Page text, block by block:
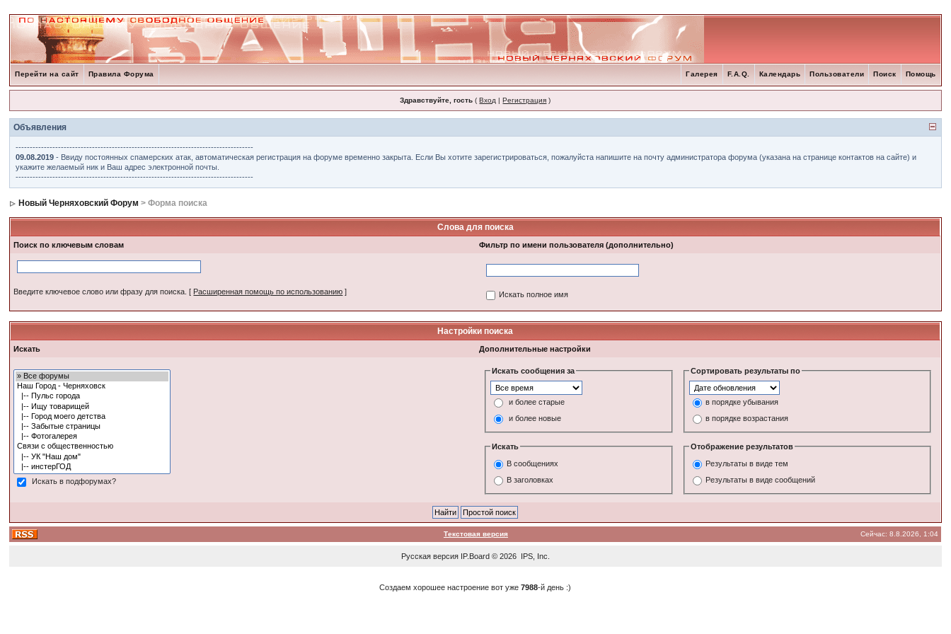
Перейти на сайт Правила Форума Помощь
Поиск
Пользователи
Календарь
F.A.Q.
Галерея
Здравствуйте, гость (Вход |Регистрация )
Объявления
------------------------------------------------------------------------------------
09.08.2019 - Ввиду постоянных спамерских атак, автоматическая регистрация на форуме временно закрыта. Если Вы хотите зарегистрироваться, пожалуйста напишите на почту администратора форума (указана на странице контактов на сайте) и
укажите желаемый ник и Ваш адрес электронной почты.
------------------------------------------------------------------------------------
Новый Черняховский Форум > Форма поиска
Слова для поиска
Поиск по ключевым словам Фильтр по имени пользователя (дополнительно)
Введите ключевое слово или фразу для поиска. [ Расширенная помощь по использованию ] Искать полное имя
Настройки поиска
Искать Дополнительные настройки
Искать в подфорумах?
Искать сообщения за
и более старые
и более новые
Сортировать результаты по
в порядке убывания
в порядке возрастания
Искать
В сообщениях
В заголовках
Отображение результатов
Результаты в виде тем
Результаты в виде сообщений
Текстовая версия Сейчас: 8.8.2026, 1:04
Русская версия IP.Board© 2026 IPS, Inc
Создаем хорошее настроение вот уже7988-й день :)